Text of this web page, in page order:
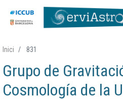
Inici 831
Grupo de
Cosmología de la